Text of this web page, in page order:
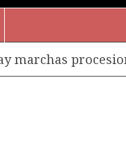
marchas